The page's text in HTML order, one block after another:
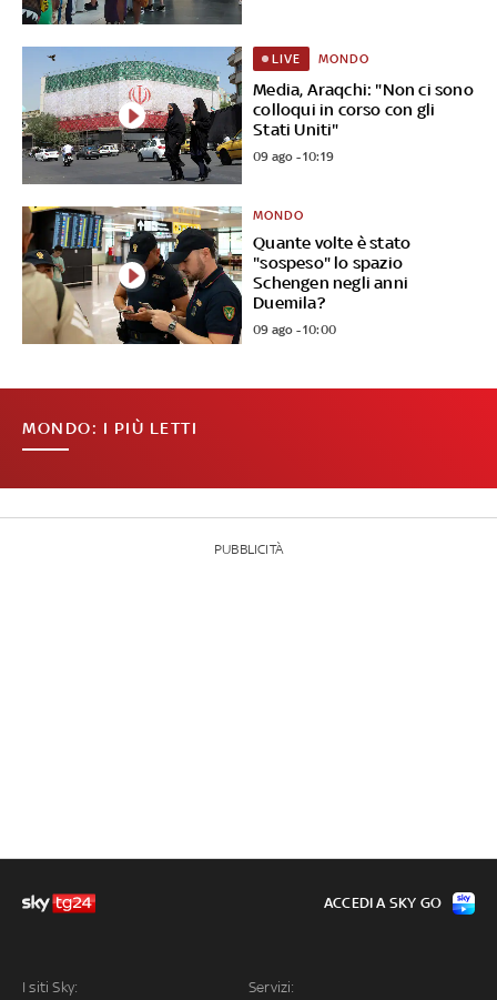
Media, Araqchi: "Non ci sono
colloqui in corso con gli
Stati Uniti"
LIVE MONDO
09 ago - 10:19
Quante volte è stato
"sospeso" lo spazio
Schengen negli anni
Duemila?
MONDO
09 ago - 10:00
MONDO: I PIÙ LETTI
PUBBLICITÀ
I siti Sky: Servizi:
ACCEDI A SKY GO